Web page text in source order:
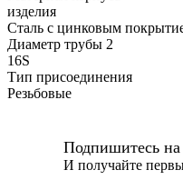
изделия
Сталь с цинковым
Диаметр трубы 2
16S
Тип присоединения
Резьбовые
Подпишитесь на
И получайте